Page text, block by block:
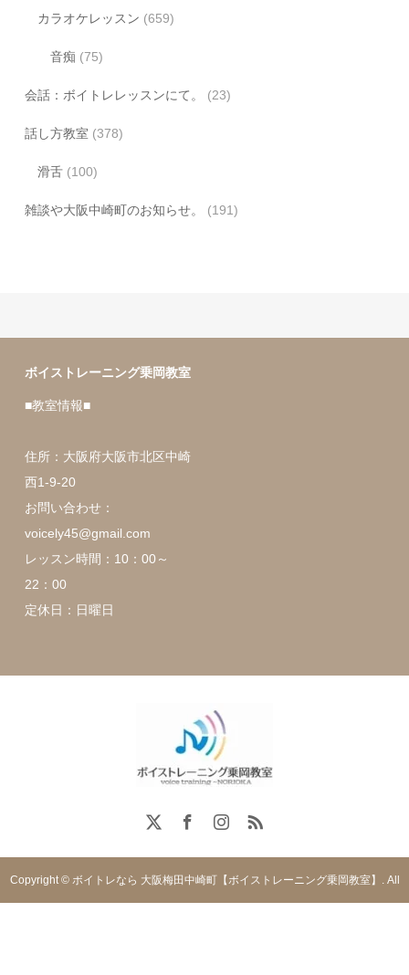
カラオケレッスン (659)
音痴 (75)
会話：ボイトレレッスンにて。 (23)
話し方教室 (378)
滑舌 (100)
雑談や大阪中崎町のお知らせ。 (191)
ボイストレーニング乗岡教室
■教室情報■
住所：大阪府大阪市北区中崎
西1-9-20
お問い合わせ：
voicely45@gmail.com
レッスン時間：10：00～
22：00
定休日：日曜日
Copyright © ボイトレなら 大阪梅田中崎町【ボイストレーニング乗岡教室】. All